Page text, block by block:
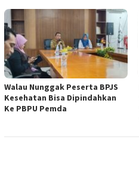
Walau Nunggak Peserta BPJS
Kesehatan Bisa Dipindahkan
Ke PBPU Pemda